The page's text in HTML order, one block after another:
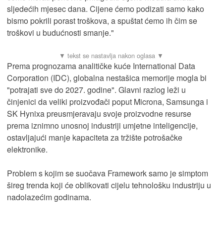
sljedećih mjesec dana. Cijene ćemo podizati samo kako
bismo pokrili porast troškova, a spuštat ćemo ih čim se
troškovi u budućnosti smanje."
Prema prognozama analitičke kuće International Data
Corporation (IDC), globalna nestašica memorije mogla bi
"potrajati sve do 2027. godine". Glavni razlog leži u
činjenici da veliki proizvođači poput Microna, Samsunga i
SK Hynixa preusmjeravaju svoje proizvodne resurse
prema iznimno unosnoj industriji umjetne inteligencije,
ostavljajući manje kapaciteta za tržište potrošačke
elektronike.
Problem s kojim se suočava Framework samo je simptom
šireg trenda koji će oblikovati cijelu tehnološku industriju u
nadolazećim godinama.